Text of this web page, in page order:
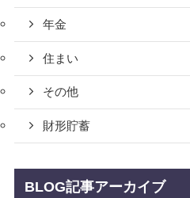
年金
住まい
その他
財形貯蓄
BLOG記事アーカイブ